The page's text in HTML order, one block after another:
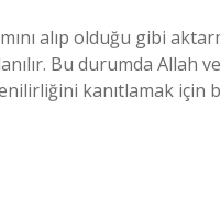
alıp olduğu gibi
Bu durumda Allah
kanıtlamak için